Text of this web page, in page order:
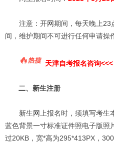
注意：开网期间，每天晚上23
间，维护期间不可进行任何申请操
天津自考报名咨询<<<
二、新生注册
新生网上报名时，须填写考生
蓝色背景一寸标准证件照电子版照
过20KB，宽*高为295*413PX，